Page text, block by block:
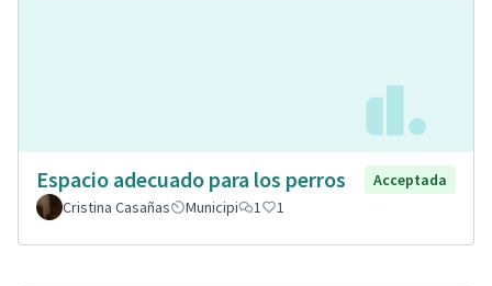
Espacio adecuado para los perros
Acceptada
Cristina Casañas
Municipi 1 1